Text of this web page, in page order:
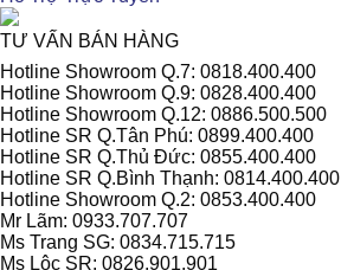
TƯ VẤN BÁN HÀNG
Hotline Showroom Q.7: 0818.400.400
Hotline Showroom Q.9: 0828.400.400
Hotline Showroom Q.12: 0886.500.500
Hotline SR Q.Tân Phú: 0899.400.400
Hotline SR Q.Thủ Đức: 0855.400.400
Hotline SR Q.Bình Thạnh: 0814.400.400
Hotline Showroom Q.2: 0853.400.400
Mr Lãm: 0933.707.707
Ms Trang SG: 0834.715.715
Ms Lộc SR: 0826.901.901